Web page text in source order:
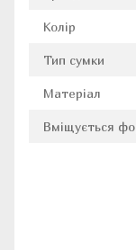
Колір
Тип сумки
Матеріал
Вміщується